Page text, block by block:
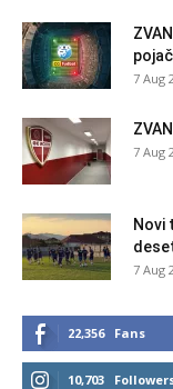
7 Aug
7 Aug
Novi
7 Aug
22,356 Fans
10,703